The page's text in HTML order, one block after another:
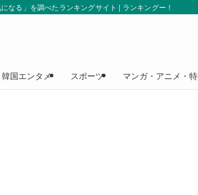
なる」を調べたランキングサイト | ランキングー！
韓国エンタメ スポーツ マンガ・アニメ・